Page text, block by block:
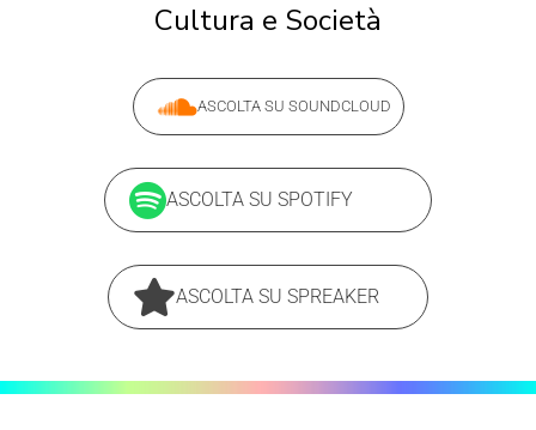
Cultura e Società
ASCOLTA SU SOUNDCLOUD
ASCOLTA SU SPOTIFY
ASCOLTA SU SPREAKER